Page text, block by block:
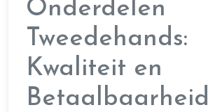
Onderdelen
Tweedehands:
Kwaliteit en
Betaalbaarheid